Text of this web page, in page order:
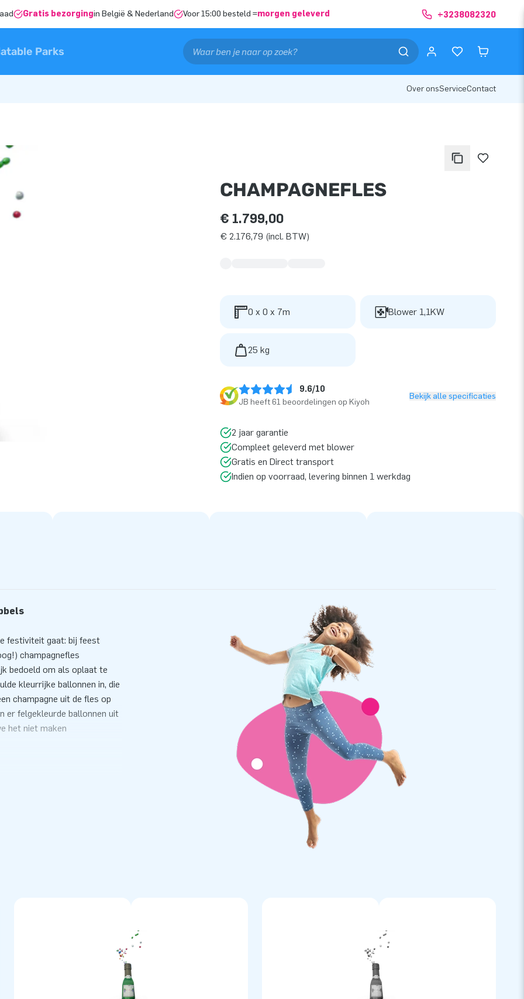
Gratis bezorgingin België & Nederland Voor 15:00 besteld =morgen geleverd +3238082320
Parks
Over onsServiceContact
CHAMPAGNEFLES
€ 1.799,00
€ 2.176,79 (incl. BTW)
0 x 0 x 7m Blower 1,1KW
25 kg
9.6/10
JB heeft 61 beoordelingen op Kiyoh
Bekijk alle specificaties
2 jaar garantie
Compleet geleverd met blower
Gratis en Direct transport
Indien op voorraad, levering binnen 1 werkdag
festiviteit gaat: bij feest
champagnefles
bedoeld om als oplaat te
kleurrijke ballonnen in, die
champagne uit de fles op
er felgekleurde ballonnen uit
het niet maken
jouw klanten de dag van